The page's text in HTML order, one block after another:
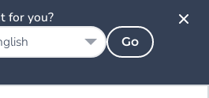
for you?
Go